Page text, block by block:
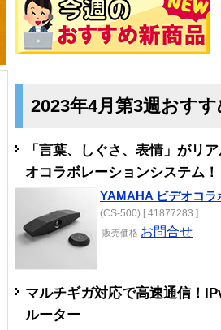
2023年4月第3週おす
「言葉、しぐさ、表情」がリ
オコラボレーションシステム！
YAMAHA ビデオコラ
(CS-500) [ 41877283 ]
販売価格 お問合せ
マルチギガ対応で高速通信！
ルーター